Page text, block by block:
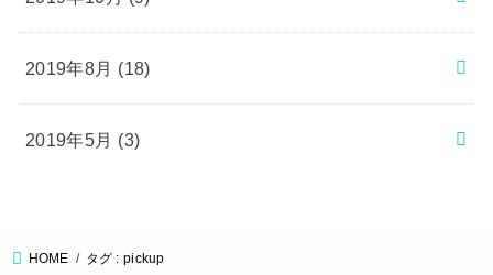
2019年8月 (18)
2019年5月 (3)
HOME タグ : pickup